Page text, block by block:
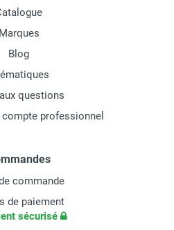
Marques
Blog
questions
compte professionnel
commande
de paiement
sécurisé